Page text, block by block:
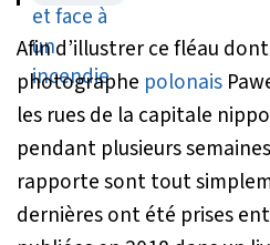
Afin d’illustrer ce fléau
photographe polonais
les rues de la capitale
pendant plusieurs
rapporte sont tout
dernières ont été prises